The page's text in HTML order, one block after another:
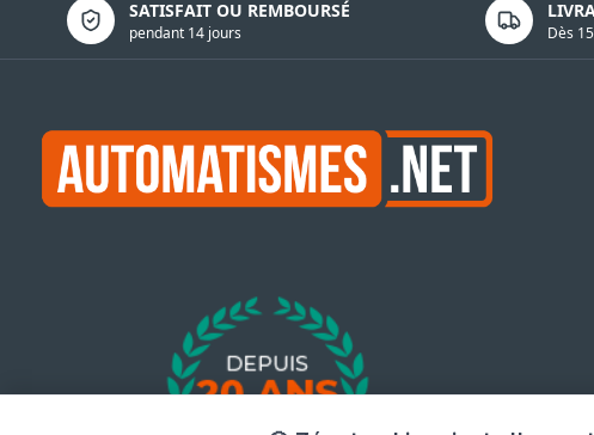
SATISFAIT OU REMBOURSÉ
pendant 14 jours
Politique de confidentialité
Dès